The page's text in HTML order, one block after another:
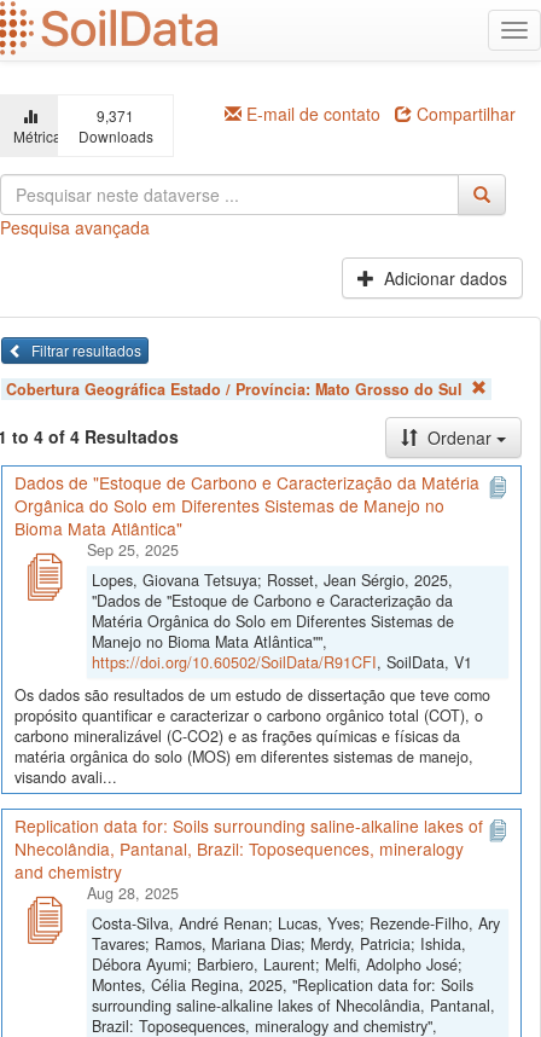
Ir
para
o
principal
Métricas
9,371
Downloads
E-mail de contato Compartilhar
Pesquisa avançada
Adicionar dados
Filtrar resultados
Cobertura Geográfica Estado / Província: Mato Grosso do Sul
to 4 of 4 Resultados
Ordenar
Dados de "Estoque de Carbono e Caracterização da Matéria
Orgânica do Solo em Diferentes Sistemas de Manejo no
Bioma Mata Atlântica"
Sep 25, 2025
Lopes, Giovana Tetsuya; Rosset, Jean Sérgio, 2025,
"Dados de "Estoque de Carbono e Caracterização da
Matéria Orgânica do Solo em Diferentes Sistemas de
Manejo no Bioma Mata Atlântica"",
https://doi.org/10.60502/SoilData/R91CFI, SoilData, V1
Os dados são resultados de um estudo de dissertação que teve como
propósito quantificar e caracterizar o carbono orgânico total (COT), o
carbono mineralizável (C-CO2) e as frações químicas e físicas da
matéria orgânica do solo (MOS) em diferentes sistemas de manejo,
visando avali...
Replication data for: Soils surrounding saline-alkaline lakes of
Nhecolândia, Pantanal, Brazil: Toposequences, mineralogy
and chemistry
Aug 28, 2025
Costa-Silva, André Renan; Lucas, Yves; Rezende-Filho, Ary
Tavares; Ramos, Mariana Dias; Merdy, Patricia; Ishida,
Débora Ayumi; Barbiero, Laurent; Melfi, Adolpho José;
Montes, Célia Regina, 2025, "Replication data for: Soils
surrounding saline-alkaline lakes of Nhecolândia, Pantanal,
Brazil: Toposequences, mineralogy and chemistry",